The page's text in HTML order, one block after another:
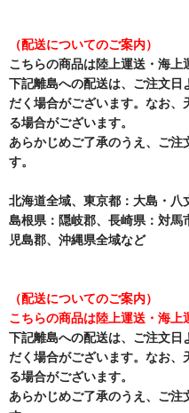
（配送についてのご案内）
こちらの商品は陸上運送・海上
下記離島への配送は、ご注文日
だく場合がございます。なお
る場合がございます。
あらかじめご了承のうえ、ご注
す。
北海道全域、東京都：大島・八
島根県：隠岐郡、長崎県：対
児島郡、沖縄県全域など
（配送についてのご案内）
こちらの商品は陸上運送・海上
下記離島への配送は、ご注文日
だく場合がございます。なお
る場合がございます。
あらかじめご了承のうえ、ご注